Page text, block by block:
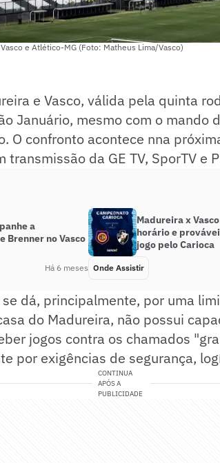
e Atlético-MG (Foto: Matheus Lima/Vasco)
e Vasco, válida pela quinta
Januário, mesmo com o mando
O confronto acontece nna
da GE TV, SporTV e
a
Brenner no Vasco
Há 6 meses
Madureira x
horário e
jogo pelo Carioca
Onde Assistir
dá, principalmente, por uma
do Madureira, não possui
jogos contra os chamados
por exigências de segurança,
CONTINUA
APÓS A
PUBLICIDADE